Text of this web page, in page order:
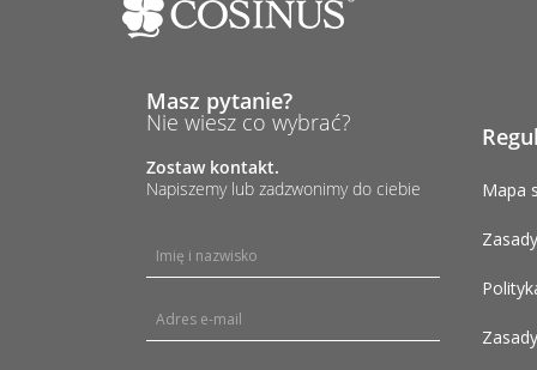
Masz pytanie?
Nie wiesz co wybrać?
Zostaw kontakt.
Napiszemy lub zadzwonimy do ciebie
Mapa